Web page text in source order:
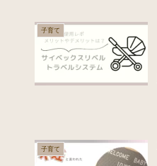
子育て
子育て